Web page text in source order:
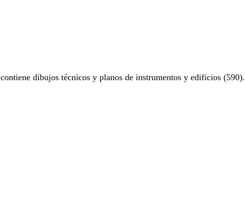
contiene dibujos técnicos y planos de instrumentos y edificios (590).